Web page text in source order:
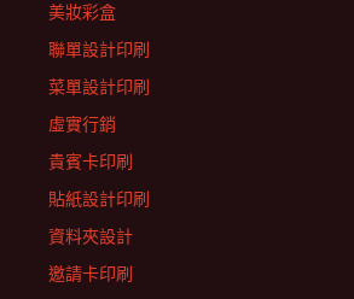
美妝彩盒
聯單設計印刷
菜單設計印刷
虛實行銷
貴賓卡印刷
貼紙設計印刷
資料夾設計
邀請卡印刷